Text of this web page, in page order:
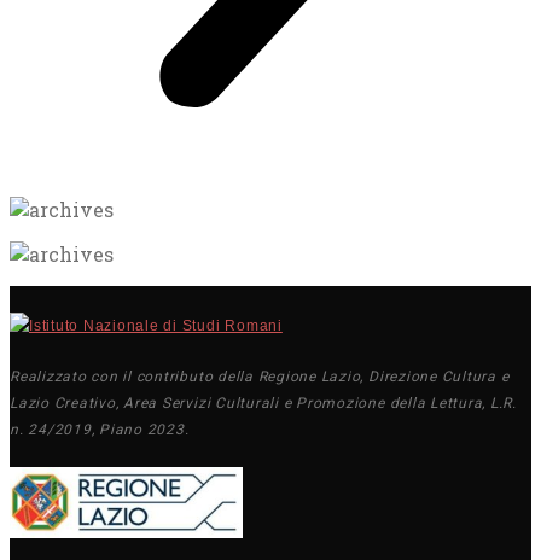
Realizzato con il contributo della Regione Lazio, Direzione Cultura e
Lazio Creativo, Area Servizi Culturali e Promozione della Lettura, L.R.
n. 24/2019, Piano 2023.